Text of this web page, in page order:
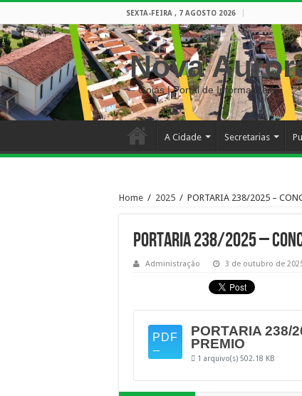
SEXTA-FEIRA , 7 AGOSTO 2026
Nova
– Goiás | Portal de Informações
A Cidade Secretarias
Home / 2025 / PORTARIA 238/2025 –
PORTARIA 238/2025 –
Administração 3 de outubro de
PORTARIA 238/
PREMIO
1 arquivo(s) 502.18 KB